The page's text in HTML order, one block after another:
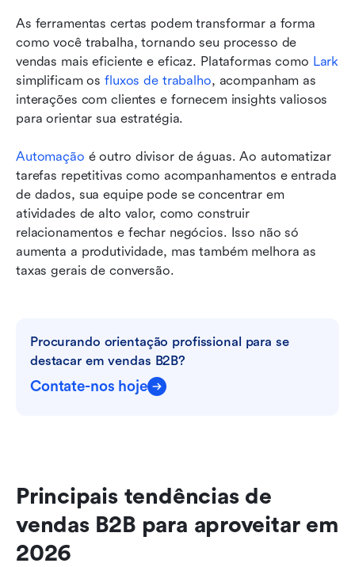
As ferramentas certas podem transformar a forma
como você trabalha, tornando seu processo de
vendas mais eficiente e eficaz. Plataformas como Lark
simplificam os fluxos de trabalho, acompanham as
interações com clientes e fornecem insights valiosos
para orientar sua estratégia.
Automação é outro divisor de águas. Ao automatizar
tarefas repetitivas como acompanhamentos e entrada
de dados, sua equipe pode se concentrar em
atividades de alto valor, como construir
relacionamentos e fechar negócios. Isso não só
aumenta a produtividade, mas também melhora as
taxas gerais de conversão.
Procurando orientação profissional para se
destacar em vendas B2B?
Contate-nos hoje
Principais tendências de
vendas B2B para aproveitar em
2026